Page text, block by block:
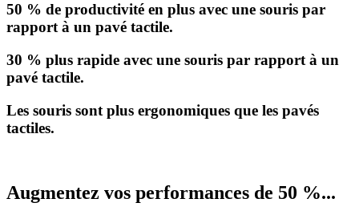
50 % de productivité en plus avec une souris par
rapport à un pavé tactile.
30 % plus rapide avec une souris par rapport à un
pavé tactile.
Les souris sont plus ergonomiques que les pavés
tactiles.
Augmentez vos performances de 50 %...